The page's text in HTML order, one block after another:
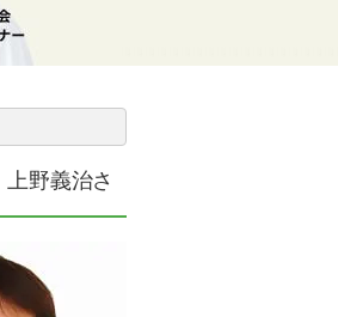
野義治さ